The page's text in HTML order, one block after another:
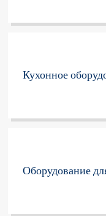
Кухонное
Оборудование